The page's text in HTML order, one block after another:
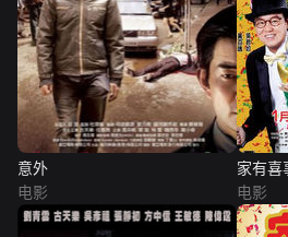
意外
电影
家有喜
电影